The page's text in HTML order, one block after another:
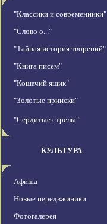
"Классики и современники"
"Слово о..."
"Тайная история творений"
"Книга писем"
"Кошачий ящик"
"Золотые прииски"
"Сердитые стрелы"
КУЛЬТУРА
Афиша
Новые передвжиники
Фотогалерея